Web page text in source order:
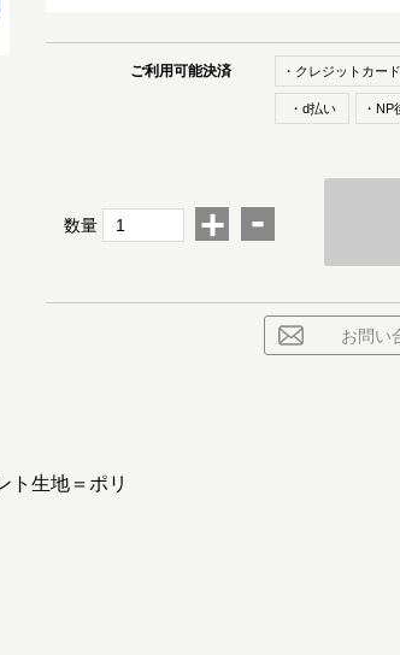
ご利用可能決済 ・クレジットカード
・d払い ・NP
数量 + -
お問い
ト生地＝ポリ